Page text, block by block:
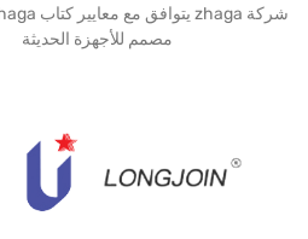
مصمم للأجهزة الحديثة